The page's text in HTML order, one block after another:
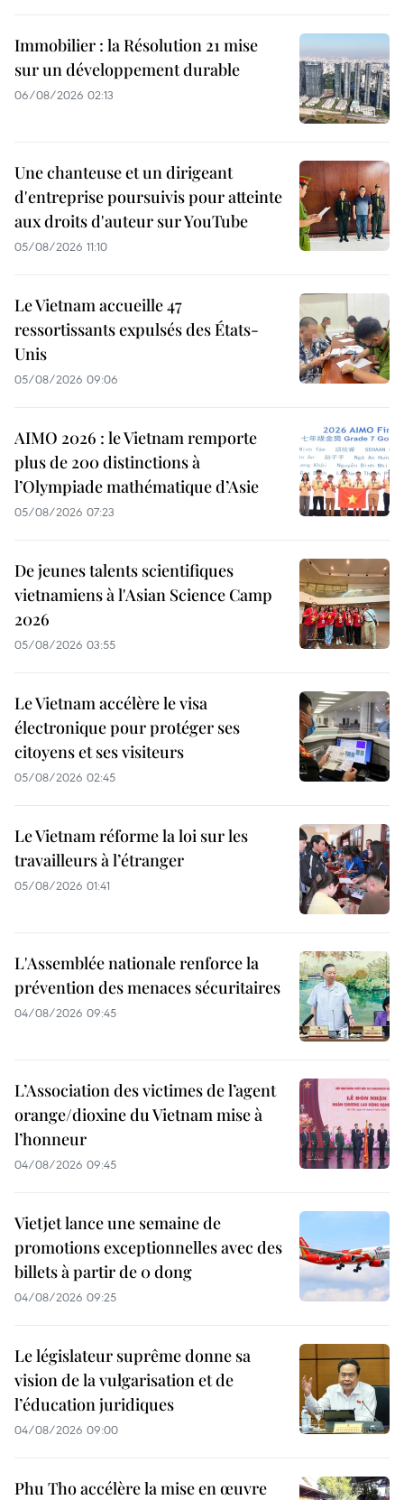
Immobilier : la Résolution 21 mise
sur un développement durable
06/08/2026 02:13
Une chanteuse et un dirigeant
d'entreprise poursuivis pour atteinte
aux droits d'auteur sur YouTube
05/08/2026 11:10
Le Vietnam accueille 47
ressortissants expulsés des États-
Unis
05/08/2026 09:06
AIMO 2026 : le Vietnam remporte
plus de 200 distinctions à
l’Olympiade mathématique d’Asie
05/08/2026 07:23
De jeunes talents scientifiques
vietnamiens à l'Asian Science Camp
2026
05/08/2026 03:55
Le Vietnam accélère le visa
électronique pour protéger ses
citoyens et ses visiteurs
05/08/2026 02:45
Le Vietnam réforme la loi sur les
travailleurs à l’étranger
05/08/2026 01:41
L'Assemblée nationale renforce la
prévention des menaces sécuritaires
04/08/2026 09:45
L’Association des victimes de l’agent
orange/dioxine du Vietnam mise à
l’honneur
04/08/2026 09:45
Vietjet lance une semaine de
promotions exceptionnelles avec des
billets à partir de 0 dong
04/08/2026 09:25
Le législateur suprême donne sa
vision de la vulgarisation et de
l’éducation juridiques
04/08/2026 09:00
Phu Tho accélère la mise en œuvre